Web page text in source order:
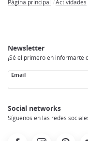
Página principal Actividades
Newsletter
¡Sé el primero en informarte
Email
Social networks
Síguenos en las redes
FacebookInstagramPinterest